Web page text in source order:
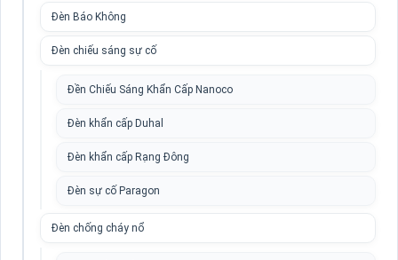
Đèn Báo Không
Đèn chiếu sáng sự cố
Đền Chiếu Sáng Khẩn Cấp Nanoco
Đèn khẩn cấp Duhal
Đèn khẩn cấp Rạng Đông
Đèn sự cố Paragon
Đèn chống cháy nổ